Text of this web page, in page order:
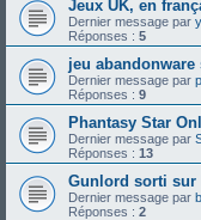
Jeux UK, en
Dernier message par
Réponses : 5
jeu
Dernier message par
Réponses : 9
Phantasy Star
Dernier message par
Réponses : 13
Gunlord sorti sur
Dernier message par
Réponses : 2